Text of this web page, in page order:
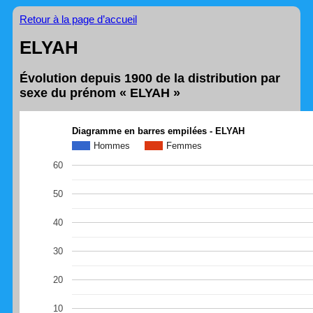
Retour à la page d’accueil
ELYAH
Évolution depuis 1900 de la distribution par
sexe du prénom « ELYAH »
Diagramme en barres empilées - ELYAH
Hommes
Femmes
10
20
30
40
50
60